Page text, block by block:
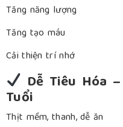
Tăng năng lượng
Tăng tạo máu
Cải thiện trí nhớ
Dễ Tiêu Hóa
Tuổi
Thịt mềm, thanh, dễ ăn